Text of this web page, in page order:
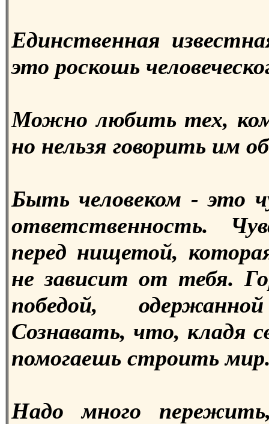
Единственная
это роскошь
Можно любить тех,
но нельзя говорить им
Быть человеком - это
ответственность.
перед нищетой,
не зависит от тебя.
победой,
Сознавать, что, кладя
помогаешь строить
Надо много